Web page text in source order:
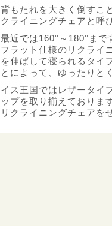
背もたれを大きく倒すこ
クライニングチェアと呼
最近では160°～180°ま
フラット仕様のリクライ
を伸ばして寝られるタイ
とによって、ゆったりと
イス王国ではレザータイ
ップを取り揃えておりま
リクライニングチェアを